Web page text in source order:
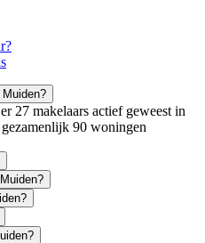
27 makelaars actief geweest in
90 woningen